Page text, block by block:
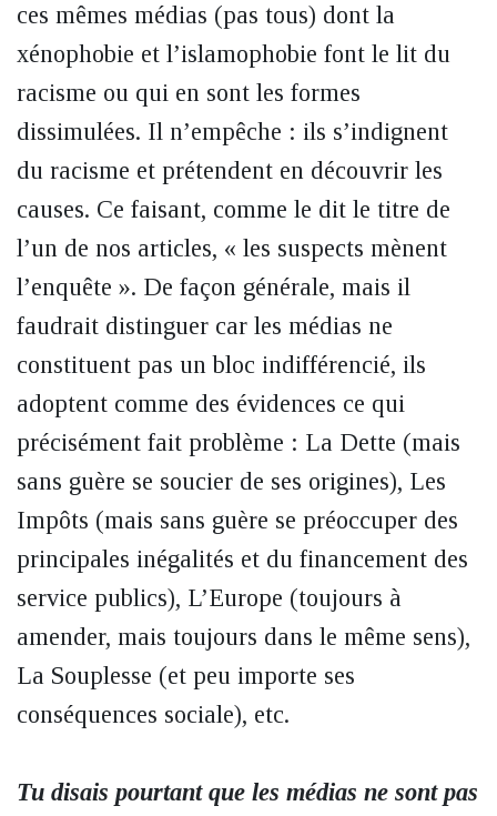
ces mêmes médias (pas tous) dont la
xénophobie et l’islamophobie font le lit du
racisme ou qui en sont les formes
dissimulées. Il n’empêche : ils s’indignent
du racisme et prétendent en découvrir les
causes. Ce faisant, comme le dit le titre de
l’un de nos articles, « les suspects mènent
l’enquête ». De façon générale, mais il
faudrait distinguer car les médias ne
constituent pas un bloc indifférencié, ils
adoptent comme des évidences ce qui
précisément fait problème : La Dette (mais
sans guère se soucier de ses origines), Les
Impôts (mais sans guère se préoccuper des
principales inégalités et du financement des
service publics), L’Europe (toujours à
amender, mais toujours dans le même sens),
La Souplesse (et peu importe ses
conséquences sociale), etc.
Tu disais pourtant que les médias ne sont pas